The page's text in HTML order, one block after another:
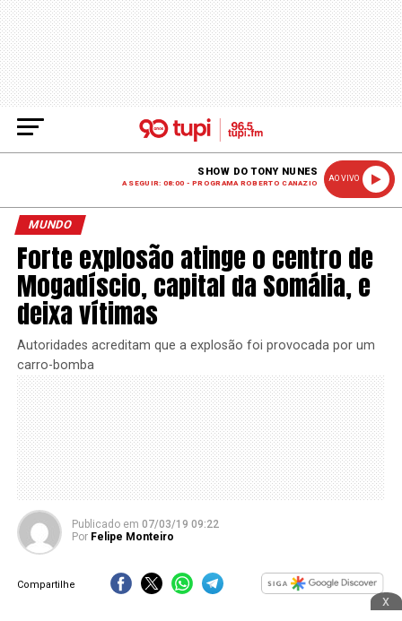
SHOW DO TONY NUNES
A SEGUIR: 08:00 - PROGRAMA ROBERTO CANAZIO
AO VIVO
MUNDO
Forte explosão atinge o centro de
Mogadíscio, capital da Somália, e
deixa vítimas
Autoridades acreditam que a explosão foi provocada por um
carro-bomba
Publicado em 07/03/19 09:22
Por Felipe Monteiro
Compartilhe
x